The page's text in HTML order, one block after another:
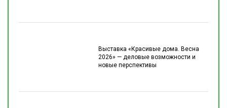
Выставка «Красивые дома. Весна
2026» — деловые возможности и
новые перспективы